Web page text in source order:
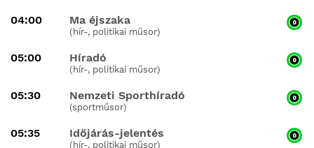
04:00 Ma éjszaka
(hír-, politikai műsor)
05:00 Híradó
(hír-, politikai műsor)
05:30 Nemzeti Sporthíradó
(sportműsor)
05:35 Időjárás-jelentés
(hír-, politikai műsor)